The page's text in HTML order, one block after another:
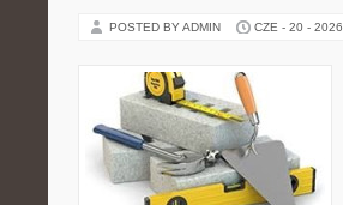
POSTED BY ADMIN CZE - 20 - 2026